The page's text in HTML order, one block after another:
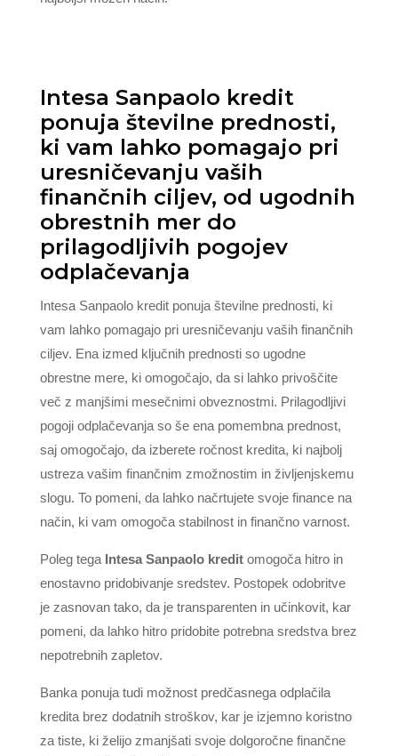
Intesa Sanpaolo kredit
ponuja številne prednosti,
ki vam lahko pomagajo pri
uresničevanju vaših
finančnih ciljev, od ugodnih
obrestnih mer do
prilagodljivih pogojev
odplačevanja
Intesa Sanpaolo kredit ponuja številne prednosti, ki
vam lahko pomagajo pri uresničevanju vaših finančnih
ciljev. Ena izmed ključnih prednosti so ugodne
obrestne mere, ki omogočajo, da si lahko privoščite
več z manjšimi mesečnimi obveznostmi. Prilagodljivi
pogoji odplačevanja so še ena pomembna prednost,
saj omogočajo, da izberete ročnost kredita, ki najbolj
ustreza vašim finančnim zmožnostim in življenjskemu
slogu. To pomeni, da lahko načrtujete svoje finance na
način, ki vam omogoča stabilnost in finančno varnost.
Poleg tega Intesa Sanpaolo kreditomogoča hitro in
enostavno pridobivanje sredstev. Postopek odobritve
je zasnovan tako, da je transparenten in učinkovit, kar
pomeni, da lahko hitro pridobite potrebna sredstva brez
nepotrebnih zapletov.
Banka ponuja tudi možnost predčasnega odplačila
kredita brez dodatnih stroškov, kar je izjemno koristno
za tiste, ki želijo zmanjšati svoje dolgoročne finančne